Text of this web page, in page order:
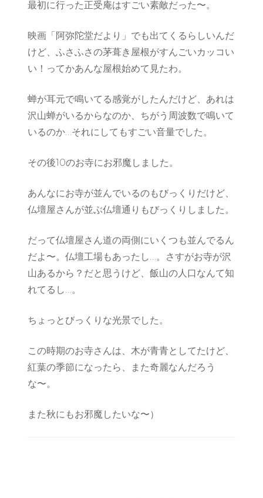
最初に行った正受庵はすごい素敵だった〜。
映画「阿弥陀堂だより」でも出てくるらしいんだ
けど、ふさふさの茅葺き屋根がすんごいカッコい
い！ってかあんな屋根始めて見たわ。
蝉が耳元で鳴いてる感覚がしたんだけど、あれは
沢山蝉がいるからなのか、ちがう周波数で鳴いて
いるのか…それにしてもすごい音量でした。
その後10のお寺にお邪魔しました。
あんなにお寺が並んでいるのもびっくりだけど、
仏壇屋さんが並ぶ仏壇通りもびっくりしました。
だって仏壇屋さん道の両側にいくつも並んでるん
だよ〜。仏壇工場もあったし…。さすがお寺が沢
山あるから？だと思うけど、飯山の人口なんて知
れてるし…。
ちょっとびっくりな光景でした。
この時期のお寺さんは、木が青青としてたけど、
紅葉の季節になったら、また奇麗なんだろう
な〜。
また秋にもお邪魔したいな〜）